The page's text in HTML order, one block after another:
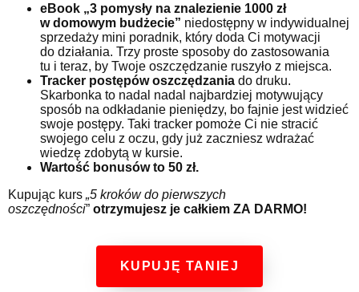
eBook „3 pomysły na znalezienie 1000 zł
w domowym budżecie” niedostępny w indywidualnej
sprzedaży mini poradnik, który doda Ci motywacji
do działania. Trzy proste sposoby do zastosowania
tu i teraz, by Twoje oszczędzanie ruszyło z miejsca.
Tracker postępów oszczędzania do druku.
Skarbonka to nadal nadal najbardziej motywujący
sposób na odkładanie pieniędzy, bo fajnie jest widzieć
swoje postępy. Taki tracker pomoże Ci nie stracić
swojego celu z oczu, gdy już zaczniesz wdrażać
wiedzę zdobytą w kursie.
Wartość bonusów to 50 zł.
Kupując kurs „5 kroków do pierwszych
oszczędności” otrzymujesz je całkiem ZA DARMO!
KUPUJĘ TANIEJ